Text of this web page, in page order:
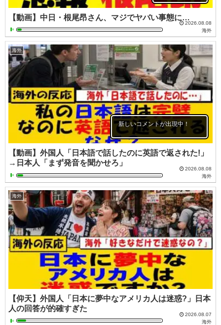
【動画】中日・根尾昂さん、マジでヤバい事態に…
2026.08.08
海外
海外
新しいコメントが出現中！
【動画】外国人「日本語で話したのに英語で返された!」
→日本人「まず発音を聞かせろ」
2026.08.08
海外
海外
【仰天】外国人「日本に夢中なアメリカ人は迷惑?」日本
人の回答が的確すぎた
2026.08.07
海外